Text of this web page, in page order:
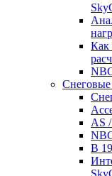
Как
Снеговые
AS /
В